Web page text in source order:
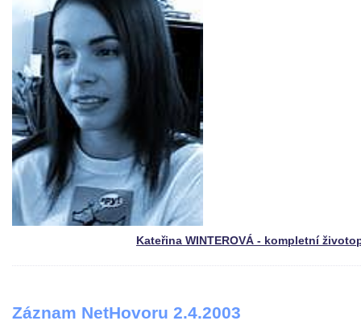
Kateřina WINTEROVÁ - kompletní
Záznam NetHovoru 2.4.2003